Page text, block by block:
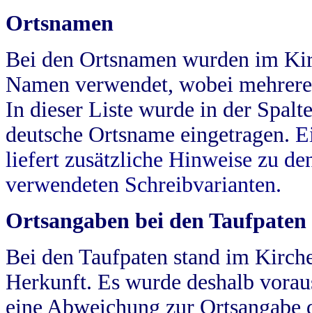
Ortsnamen
Bei den Ortsnamen wurden im
Namen verwendet, wobei
In dieser Liste wurde in der
deutsche Ortsname eingetragen.
liefert zusätzliche Hinweise zu
verwendeten Schreibvarianten.
Ortsangaben bei den Taufpaten
Bei den Taufpaten stand im
Herkunft. Es wurde deshalb
eine Abweichung zur